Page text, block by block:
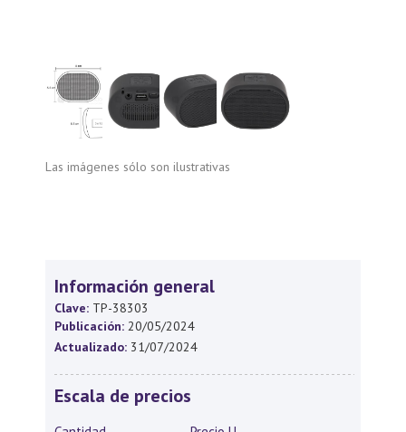
Las imágenes sólo son ilustrativas
Información general
Clave: TP-38303
Publicación: 20/05/2024
Actualizado: 31/07/2024
Escala de precios